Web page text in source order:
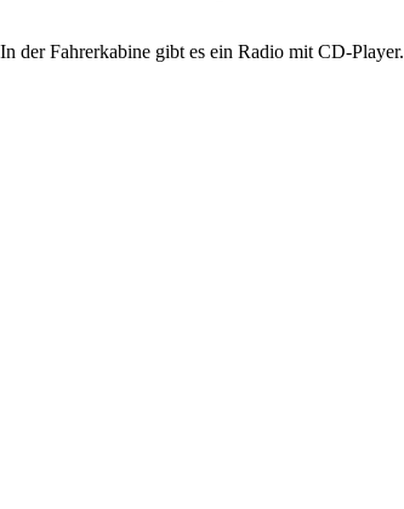
der Fahrerkabine gibt es ein Radio mit CD-Player.